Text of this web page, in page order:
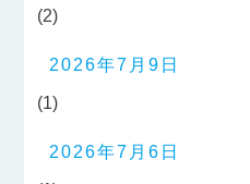
(2)
2026年7月9日
(1)
2026年7月6日